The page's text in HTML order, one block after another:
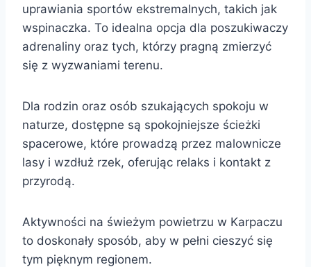
uprawiania sportów ekstremalnych, takich jak
wspinaczka. To idealna opcja dla poszukiwaczy
adrenaliny oraz tych, którzy pragną zmierzyć
się z wyzwaniami terenu.
Dla rodzin oraz osób szukających spokoju w
naturze, dostępne są spokojniejsze ścieżki
spacerowe, które prowadzą przez malownicze
lasy i wzdłuż rzek, oferując relaks i kontakt z
przyrodą.
Aktywności na świeżym powietrzu w Karpaczu
to doskonały sposób, aby w pełni cieszyć się
tym pięknym regionem.